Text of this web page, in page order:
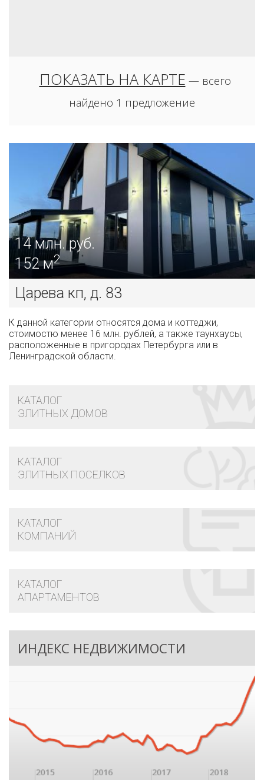
продажа дома/коттеджа
995 млн. руб.
ЛАНДЫШЕВКА
220млн. руб.
ПОКАЗАТЬ НА КАРТЕ — всего
найдено 1 предложение
14млн. руб.
152 м2
Царева кп, д. 83
К данной категории относятся дома и коттеджи,
стоимостю менее 16 млн. рублей, а также таунхаусы,
расположенные в пригородах Петербурга или в
Ленинградской области.
КАТАЛОГ
ЭЛИТНЫХ ДОМОВ
КАТАЛОГ
ЭЛИТНЫХ ПОСЕЛКОВ
КАТАЛОГ
КОМПАНИЙ
КАТАЛОГ
АПАРТАМЕНТОВ
ИНДЕКС НЕДВИЖИМОСТИ